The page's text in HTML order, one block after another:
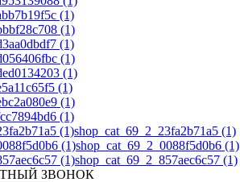
shop_cat_69_2_23fa2b71a5 (1)
shop_cat_69_2_0088f5d0b6 (1)
shop_cat_69_2_857aec6c57 (1)
ЗВОНОК